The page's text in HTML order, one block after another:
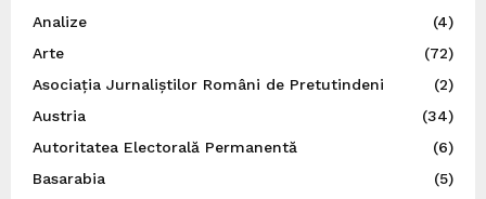
Analize
(4)
Arte
(72)
Asociația Jurnaliștilor Români de Pretutindeni
(2)
Austria
(34)
Autoritatea Electorală Permanentă
(6)
Basarabia
(5)